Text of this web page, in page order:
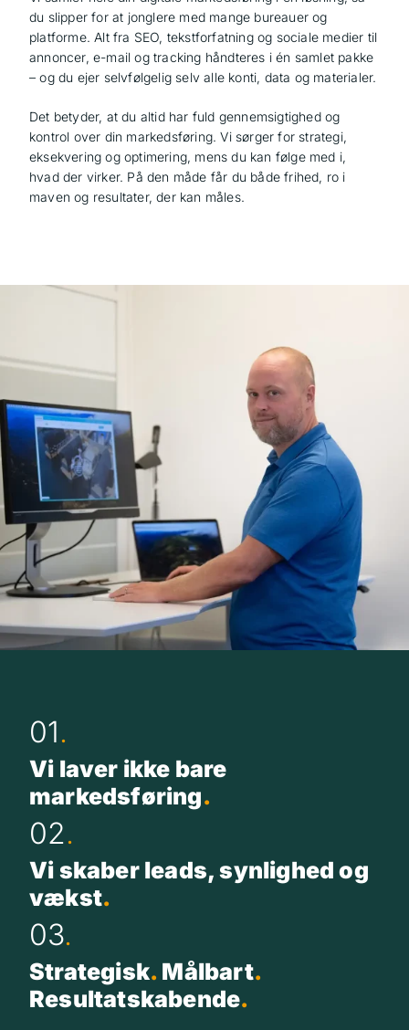
du slipper for at jonglere med mange bureauer og
platforme. Alt fra SEO, tekstforfatning og sociale medier til
annoncer, e-mail og tracking håndteres i én samlet pakke
– og du ejer selvfølgelig selv alle konti, data og materialer.
Det betyder, at du altid har fuld gennemsigtighed og
kontrol over din markedsføring. Vi sørger for strategi,
eksekvering og optimering, mens du kan følge med i,
hvad der virker. På den måde får du både frihed, ro i
maven og resultater, der kan måles.
01.
Vi laver ikke bare
markedsføring.
02.
Vi skaber leads, synlighed og
vækst.
03.
Strategisk. Målbart.
Resultatskabende.